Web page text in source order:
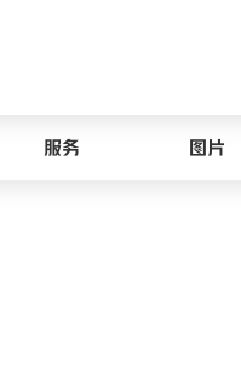
服务 图片